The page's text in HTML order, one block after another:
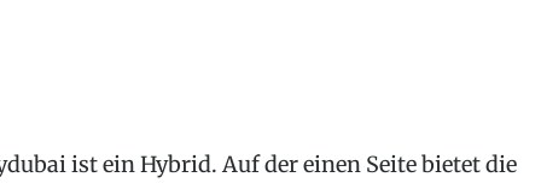
ist ein Hybrid. Auf der einen Seite bietet die